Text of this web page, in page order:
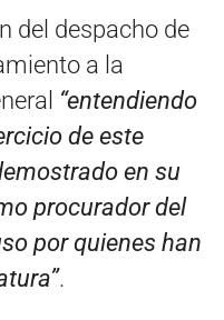
del despacho de
a la
“entendiendo
de este
en su
procurador del
por quienes han
.